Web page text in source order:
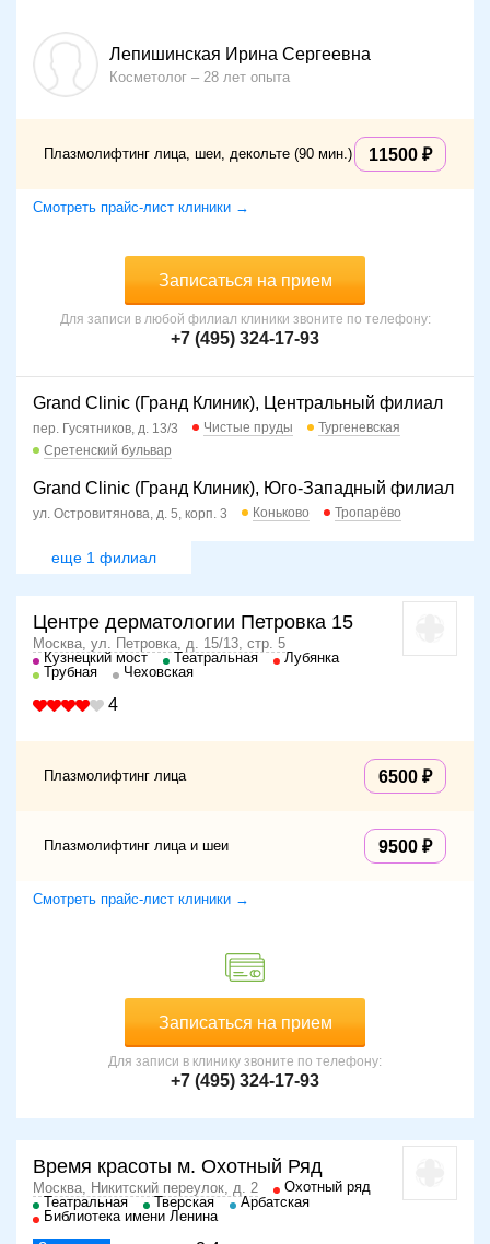
Лепишинская Ирина Сергеевна
Косметолог 28 лет опыта
Плазмолифтинг лица, шеи, декольте (90 мин.) 11500
Смотреть прайс-лист клиники →
Записаться на прием
Для записи в любой филиал клиники звоните по телефону:
+7 (495) 324-17-93
Grand Clinic (Гранд Клиник), Центральный филиал
пер. Гусятников, д. 13/3 Чистые пруды
Тургеневская
Сретенский бульвар
Grand Clinic (Гранд Клиник), Юго-Западный филиал
ул. Островитянова, д. 5, корп. 3 Коньково Тропарёво
еще 1 филиал
Центре дерматологии Петровка 15
Москва, ул. Петровка, д. 15/13, стр. 5
Кузнецкий мост
Театральная
Лубянка
Трубная
Чеховская
4
Плазмолифтинг лица 6500
Плазмолифтинг лица и шеи 9500
Смотреть прайс-лист клиники →
Записаться на прием
Для записи в клинику звоните по телефону:
+7 (495) 324-17-93
Время красоты м. Охотный Ряд
Москва, Никитский переулок, д. 2
Охотный ряд
Театральная
Тверская
Арбатская
Библиотека имени Ленина